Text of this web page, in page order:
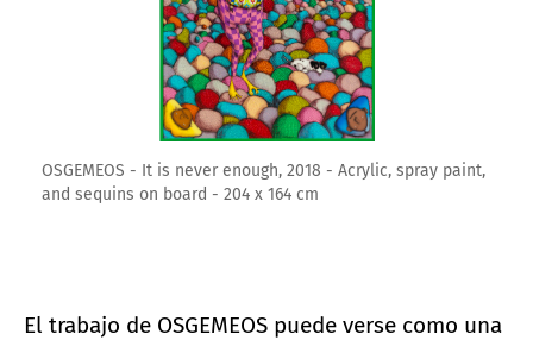
OSGEMEOS - It is never enough, 2018 - Acrylic, spray paint,
and sequins on board - 204 x 164 cm
El trabajo de OSGEMEOS puede verse como una